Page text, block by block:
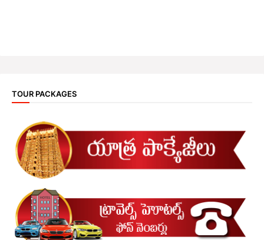
TOUR PACKAGES